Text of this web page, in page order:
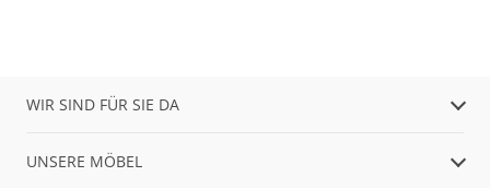
WIR SIND FÜR SIE DA
UNSERE MÖBEL